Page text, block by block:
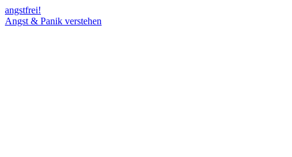
angstfrei!
Angst & Panik verstehen